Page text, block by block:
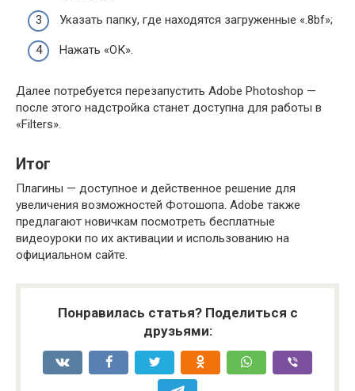
Указать папку, где находятся загруженные «.8bf»;
Нажать «ОК».
Далее потребуется перезапустить Adobe Photoshop —
после этого надстройка станет доступна для работы в
«Filters».
Итог
Плагины — доступное и действенное решение для
увеличения возможностей Фотошопа. Adobe также
предлагают новичкам посмотреть бесплатные
видеоуроки по их активации и использованию на
официальном сайте.
Понравилась статья? Поделиться с
друзьями: